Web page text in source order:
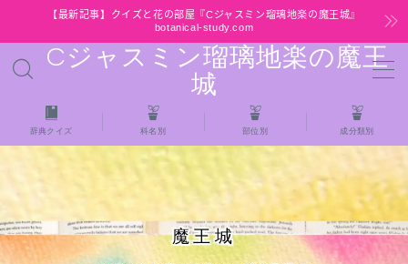
【最新記事】クイズと花の部屋『Cジャスミン瑠璃地楽の魔王城』
botanical-study.com
Cジャスミン瑠璃地楽の魔王
城
MENU
HOME
【最新】クイズと花の部屋
★全種/アロマハーブスパイス基材 プチ辞典ク
イズ＆プチ辞典
辞典クイズ 科名別 部位別 成分類別
魔王城